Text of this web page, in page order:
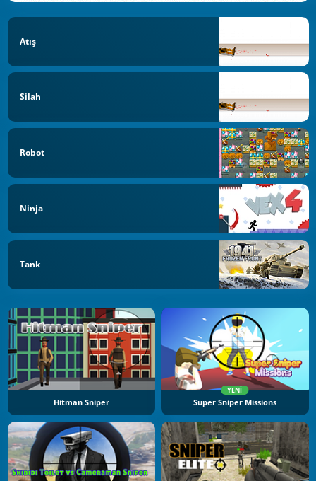
Atış
Silah
Robot
Ninja
Tank
Hitman Sniper
YENI
Super Sniper Missions